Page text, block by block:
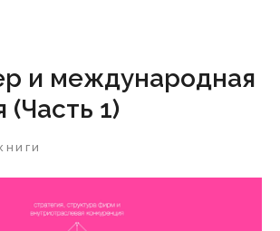
и международная
(Часть 1)